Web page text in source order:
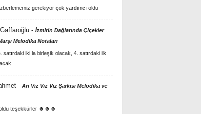
gerekiyor çok yardımcı oldu
- İzmirin Dağlarında Çiçekler
Melodika Notaları
satırdaki iki la birleşik olacak, 4. satırdaki ilk
- Arı Vız Vız Vız Şarkısı Melodika ve
oldu teşekkürler ☻☻☻